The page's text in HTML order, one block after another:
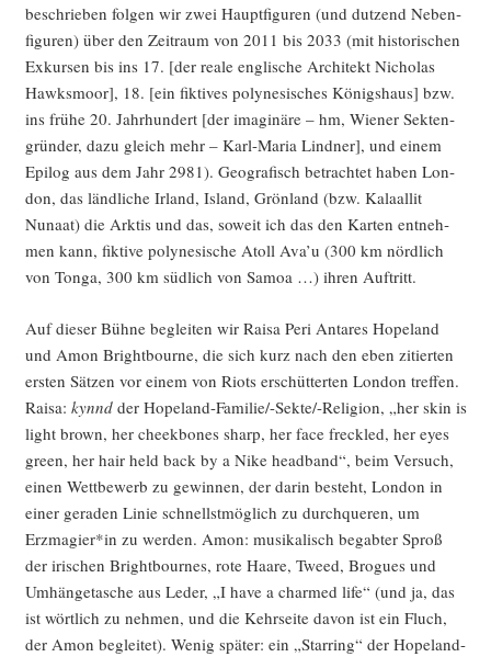
beschrie­ben fol­gen wir zwei Haupt­fi­gu­ren (und dut­zend Neben­
fi­gu­ren) über den Zeit­raum von 2011 bis 2033 (mit his­to­ri­schen
Exkur­sen bis ins 17. [der rea­le eng­li­sche Archi­tekt Nicho­las
Hawks­moor], 18. [ein fik­ti­ves poly­ne­si­sches Königs­haus] bzw.
ins frü­he 20. Jahr­hun­dert [der ima­gi­nä­re – hm, Wie­ner Sek­ten­
grün­der, dazu gleich mehr – Karl-Maria Lind­ner], und einem
Epi­log aus dem Jahr 2981). Geo­gra­fisch betrach­tet haben Lon­
don, das länd­li­che Irland, Island, Grön­land (bzw. Kalaal­lit
Nunaat) die Ark­tis und das, soweit ich das den Kar­ten ent­neh­
men kann, fik­ti­ve poly­ne­si­sche Atoll Ava’u (300 km nörd­lich
von Ton­ga, 300 km süd­lich von Samoa …) ihren Auftritt.
Auf die­ser Büh­ne beglei­ten wir Raisa Peri Ant­ares Hope­land
und Amon Bright­bourne, die sich kurz nach den eben zitier­ten
ers­ten Sät­zen vor einem von Riots erschüt­ter­ten Lon­don tref­fen.
Raisa: kynndder Hope­land-Fami­lie/-Sek­te/-Reli­gi­on, „her skin is
light brown, her cheek­bones sharp, her face freck­led, her eyes
green, her hair held back by a Nike head­band“, beim Ver­such,
einen Wett­be­werb zu gewin­nen, der dar­in besteht, Lon­don in
einer gera­den Linie schnellst­mög­lich zu durch­que­ren, um
Erzmagier*in zu wer­den. Amon: musi­ka­lisch begab­ter Sproß
der iri­schen Bright­bour­nes, rote Haa­re, Tweed, Bro­gues und
Umhän­ge­ta­sche aus Leder, „I have a char­med life“ (und ja, das
ist wört­lich zu neh­men, und die Kehr­sei­te davon ist ein Fluch,
der Amon beglei­tet). Wenig spä­ter: ein „Star­ring“ der Hope­land-